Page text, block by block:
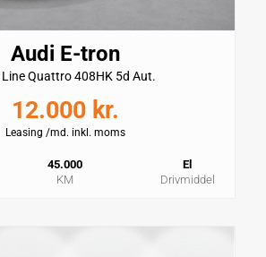
og økonomi
Rækkevidde (El)
Antal Airbags
Audi E-tron
Line Quattro 408HK 5d Aut.
12.000 kr.
Leasing /md. inkl. moms
45.000
KM
El
Drivmiddel